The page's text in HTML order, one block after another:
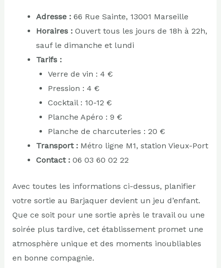
Adresse :66 Rue Sainte, 13001 Marseille
Horaires :Ouvert tous les jours de 18h à 22h,
sauf le dimanche et lundi
Tarifs :
Verre de vin : 4 €
Pression : 4 €
Cocktail : 10-12 €
Planche Apéro : 9 €
Planche de charcuteries : 20 €
Transport :Métro ligne M1, station Vieux-Port
Contact :06 03 60 02 22
Avec toutes les informations ci-dessus, planifier
votre sortie au Barjaquer devient un jeu d’enfant.
Que ce soit pour une sortie après le travail ou une
soirée plus tardive, cet établissement promet une
atmosphère unique et des moments inoubliables
en bonne compagnie.